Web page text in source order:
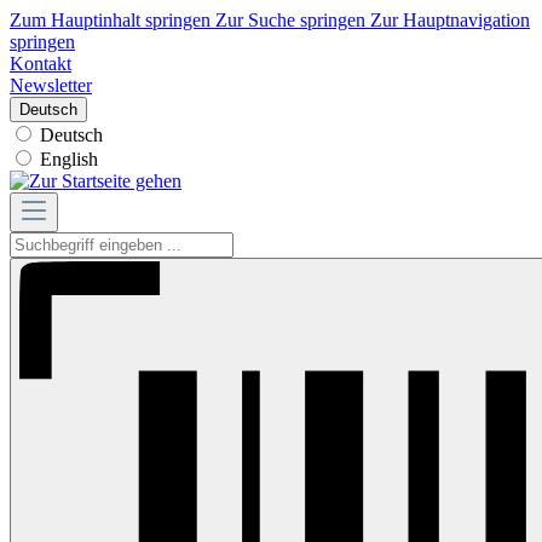
Zum Hauptinhalt springen Zur Suche springen Zur Hauptnavigation
springen
Kontakt
Newsletter
Deutsch
Deutsch
English